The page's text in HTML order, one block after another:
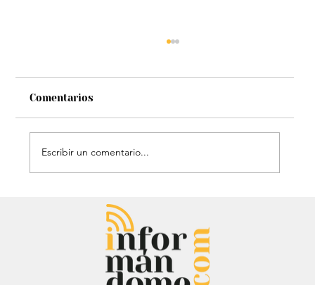
Héroe de cuatro patas: Perrito
policía sorprendió con técnica de
Comentarios
Escribir un comentario...